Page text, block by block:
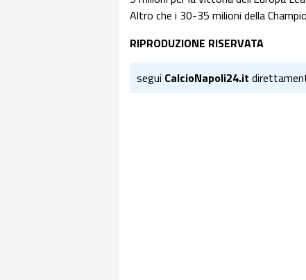
Altro che i 30-35 milioni della
RIPRODUZIONE RISERVATA
segui CalcioNapoli24.it